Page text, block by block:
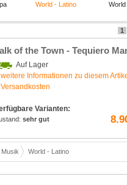
World - Latino
1
of the Town - Tequiero
Auf Lager
weitere Informationen zu diesem
Versandkosten
Varianten:
sehr gut
Musik World - Latino